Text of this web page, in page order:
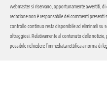
webmaster si riservano, opportunamente avvertiti,
redazione non è responsabile dei commenti
controllo continuo resta disponibile ad eliminarli su
oltraggiosi. Relativamente al contenuto delle
possibile richiedere l’immediata rettifica a norma di